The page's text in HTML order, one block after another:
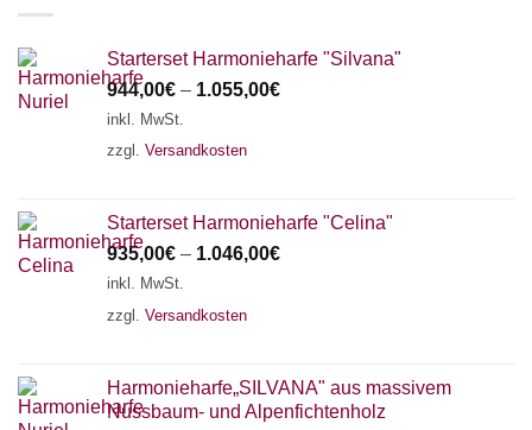
Starterset Harmonieharfe "Silvana"
944,00€ – 1.055,00€
inkl. MwSt.
zzgl. Versandkosten
Starterset Harmonieharfe "Celina"
935,00€ – 1.046,00€
inkl. MwSt.
zzgl. Versandkosten
Harmonieharfe„SILVANA" aus massivem
Nussbaum- und Alpenfichtenholz